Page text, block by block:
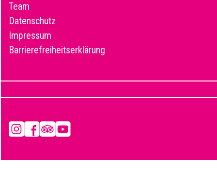
Team
Datenschutz
Impressum
Barrierefreiheitserklärung
InstagramFacebook
Tripadvisor
YouTube